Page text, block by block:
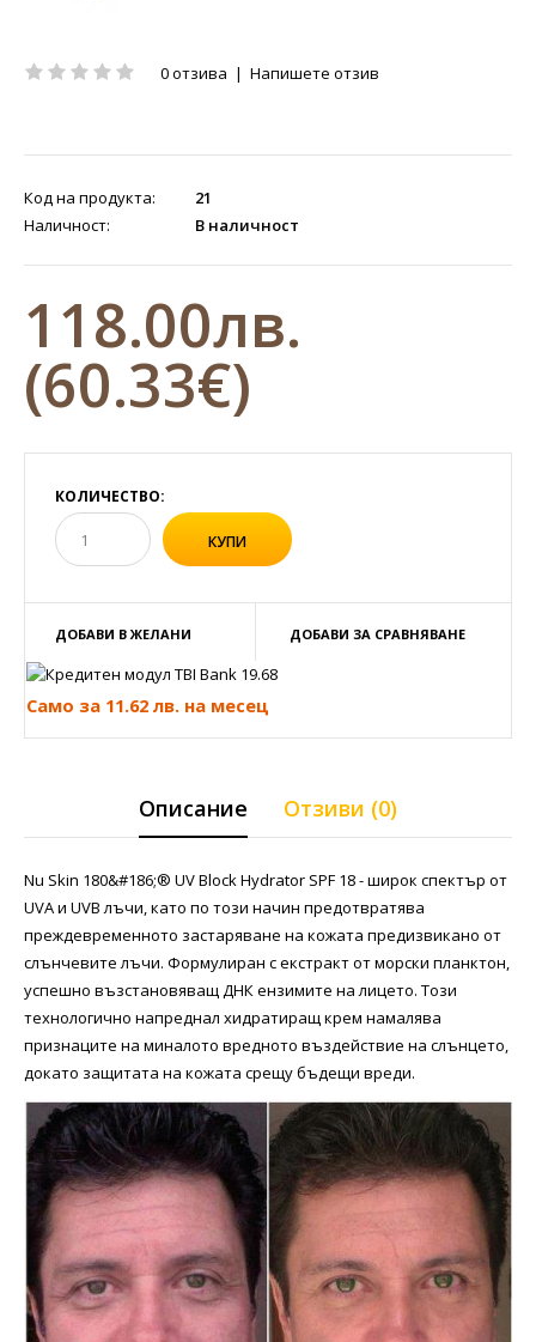
0 отзива | Напишете отзив
Код на продукта:
21
Наличност:
В наличност
118.00лв.
(60.33€)
КОЛИЧЕСТВО:
ДОБАВИ В ЖЕЛАНИ ДОБАВИ ЗА СРАВНЯВАНЕ
Само за 11.62 лв. на месец
Описание Отзиви (0)
Nu Skin 180&#186;® UV Block Hydrator SPF 18 - широк спектър от
UVA и UVB лъчи, като по този начин предотвратява
преждевременното застаряване на кожата предизвикано от
слънчевите лъчи. Формулиран с екстракт от морски планктон,
успешно възстановяващ ДНК ензимите на лицето. Този
технологично напреднал хидратиращ крем намалява
признаците на миналото вредното въздействие на слънцето,
докато защитата на кожата срещу бъдещи вреди.